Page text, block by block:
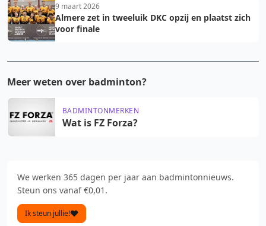
9 maart 2026
Almere zet in tweeluik DKC opzij en plaatst zich
voor finale
Meer weten over badminton?
BADMINTONMERKEN
Wat is FZ Forza?
We werken 365 dagen per jaar aan badmintonnieuws.
Steun ons vanaf €0,01.
Ik steun jullie!